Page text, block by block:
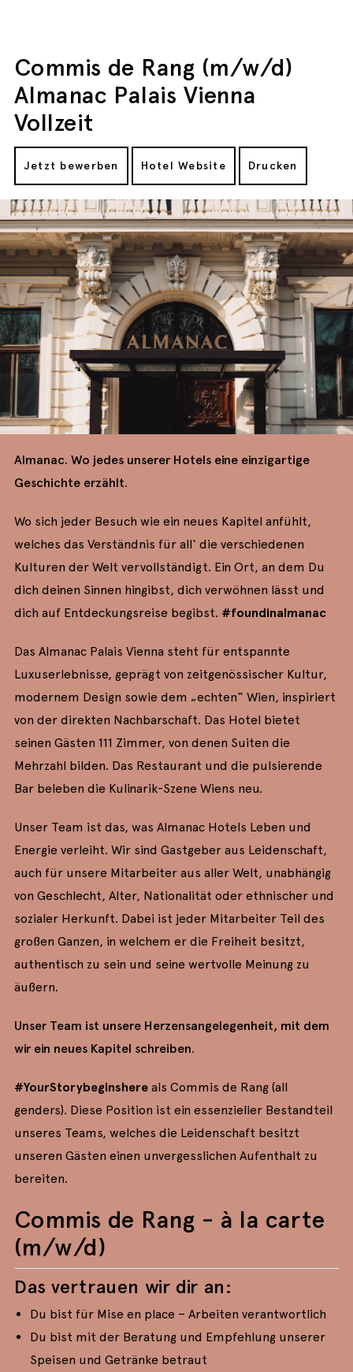
Commis de Rang (m/w/d)
Almanac Palais Vienna
Vollzeit
Jetzt bewerben Hotel Website Drucken
Almanac. Wo jedes unserer Hotels eine einzigartige
Geschichte erzählt.
Wo sich jeder Besuch wie ein neues Kapitel anfühlt,
welches das Verständnis für all‘ die verschiedenen
Kulturen der Welt vervollständigt. Ein Ort, an dem Du
dich deinen Sinnen hingibst, dich verwöhnen lässt und
dich auf Entdeckungsreise begibst. #foundinalmanac
Das Almanac Palais Vienna steht für entspannte
Luxuserlebnisse, geprägt von zeitgenössischer Kultur,
modernem Design sowie dem „echten“ Wien, inspiriert
von der direkten Nachbarschaft. Das Hotel bietet
seinen Gästen 111 Zimmer, von denen Suiten die
Mehrzahl bilden. Das Restaurant und die pulsierende
Bar beleben die Kulinarik-Szene Wiens neu.
Unser Team ist das, was Almanac Hotels Leben und
Energie verleiht. Wir sind Gastgeber aus Leidenschaft,
auch für unsere Mitarbeiter aus aller Welt, unabhängig
von Geschlecht, Alter, Nationalität oder ethnischer und
sozialer Herkunft. Dabei ist jeder Mitarbeiter Teil des
großen Ganzen, in welchem er die Freiheit besitzt,
authentisch zu sein und seine wertvolle Meinung zu
äußern.
Unser Team ist unsere Herzensangelegenheit, mit dem
wir ein neues Kapitel schreiben.
#YourStorybeginshere als Commis de Rang (all
genders). Diese Position ist ein essenzieller Bestandteil
unseres Teams, welches die Leidenschaft besitzt
unseren Gästen einen unvergesslichen Aufenthalt zu
bereiten.
Commis de Rang - à la carte
(m/w/d)
Das vertrauen wir dir an:
Du bist für Mise en place – Arbeiten verantwortlich
Du bist mit der Beratung und Empfehlung unserer
Speisen und Getränke betraut